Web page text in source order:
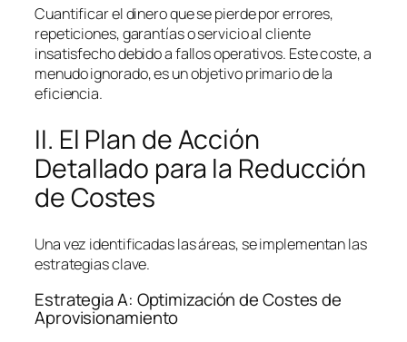
Cuantificar el dinero que se pierde por errores,
repeticiones, garantías o servicio al cliente
insatisfecho debido a fallos operativos. Este coste, a
menudo ignorado, es un objetivo primario de la
eficiencia.
II. El Plan de Acción
Detallado para la Reducción
de Costes
Una vez identificadas las áreas, se implementan las
estrategias clave.
Estrategia A: Optimización de Costes de
Aprovisionamiento